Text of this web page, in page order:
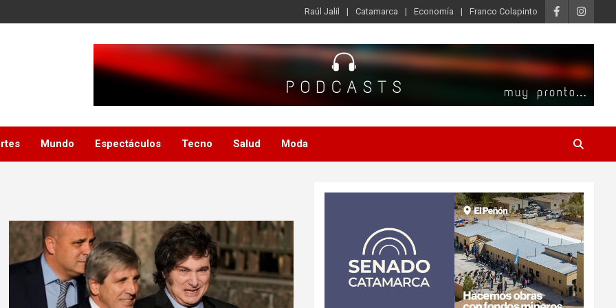
Raúl Jalil Catamarca Economía Franco Colapinto
Mundo Espectáculos Tecno Salud Moda